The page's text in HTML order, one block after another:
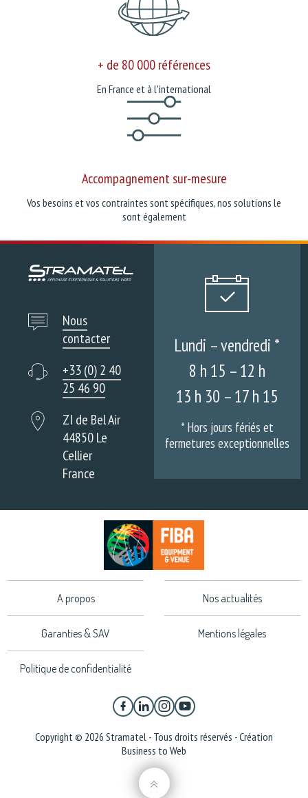
+ de 80 000 références
En France et à l'international
Accompagnement sur-mesure
Vos besoins et vos contraintes sont spécifiques, nos solutions le
sont également
Nous
contacter
+33 (0) 2 40
25 46 90
ZI de Bel Air
44850 Le
Cellier
France
Lundi – vendredi *
8 h 15 – 12 h
13 h 30 – 17 h 15
* Hors jours fériés et
fermetures exceptionnelles
A propos Nos actualités
Garanties & SAV Mentions légales
Politique de confidentialité
Copyright © 2026 Stramatel - Tous droits réservés - Création
Business to Web